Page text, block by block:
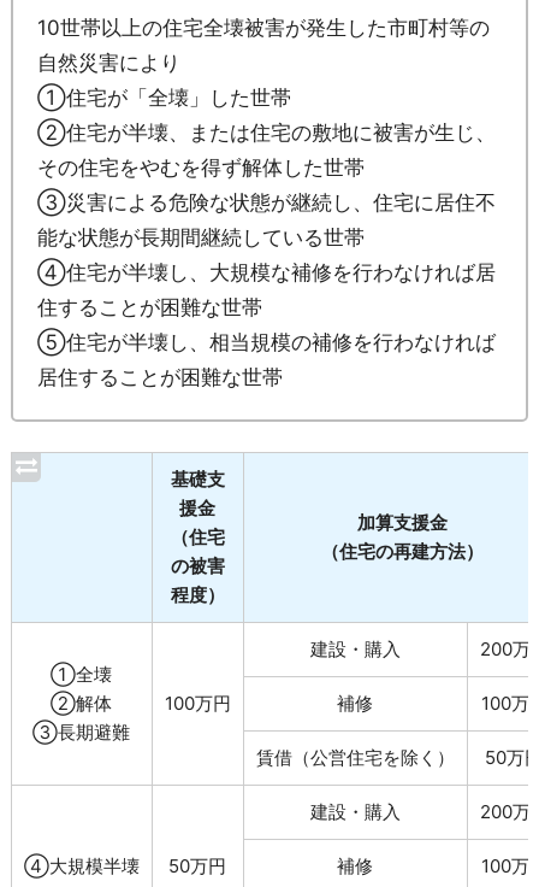
10世帯以上の住宅全壊被害が発生した市町村等の
自然災害により
①住宅が「全壊」した世帯
②住宅が半壊、または住宅の敷地に被害が生じ、
その住宅をやむを得ず解体した世帯
③災害による危険な状態が継続し、住宅に居住不
能な状態が長期間継続している世帯
④住宅が半壊し、大規模な補修を行わなければ居
住することが困難な世帯
⑤住宅が半壊し、相当規模の補修を行わなければ
居住することが困難な世帯
基礎支
援金
（住宅
の被害
程度）
加算支援金
（住宅の再建方法）
①全壊
②解体
③長期避難
100万円
建設・購入 200万
補修 100万
賃借（公営住宅を除く） 50万
④大規模半壊 50万円
建設・購入 200万
補修 100万